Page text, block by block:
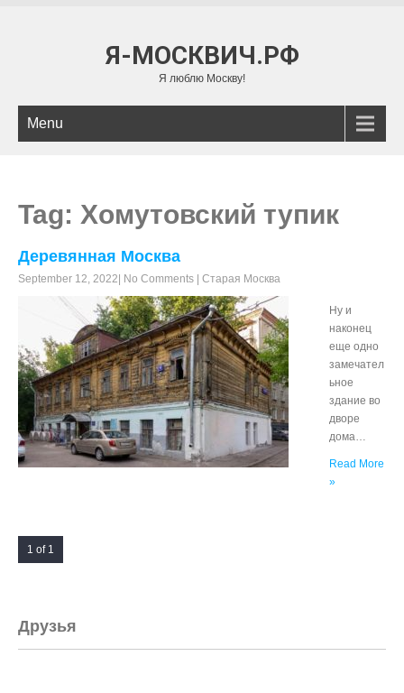
Я-МОСКВИЧ.РФ
Я люблю Москву!
Menu
Tag: Хомутовский тупик
Деревянная Москва
September 12, 2022 No Comments Старая Москва
Ну и
наконец
еще одно
замечател
ьное
здание во
дворе
дома…
Read More
»
1 of 1
Друзья